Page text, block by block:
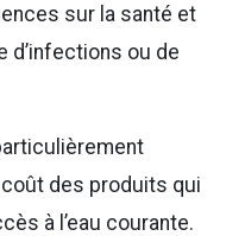
sur la santé et
d’infections ou de
des produits qui
à l’eau courante.